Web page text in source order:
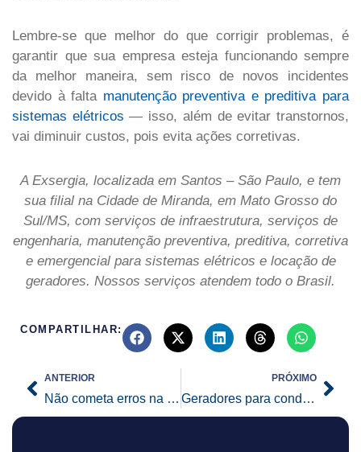
Lembre-se que melhor do que corrigir problemas, é
garantir que sua empresa esteja funcionando sempre
da melhor maneira, sem risco de novos incidentes
devido à falta manutenção preventiva e preditiva para
sistemas elétricos — isso, além de evitar transtornos,
vai diminuir custos, pois evita ações corretivas.
A Exsergia, localizada em Santos – São Paulo, e tem
sua filial na Cidade de Miranda, em Mato Grosso do
Sul/MS, com serviços de infraestrutura, serviços de
engenharia, manutenção preventiva, preditiva, corretiva
e emergencial para sistemas elétricos e locação de
geradores. Nossos serviços atendem todo o Brasil.
COMPARTILHAR:
Prev
ANTERIOR
Não cometa erros na hora de instalar geradores em condomínios. Confira tudo o que você precisa saber!
PRÓXIMO
Geradores para condomínio: um investimento que vale a pena